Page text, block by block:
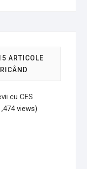
ARTICOLE
cu CES
views)